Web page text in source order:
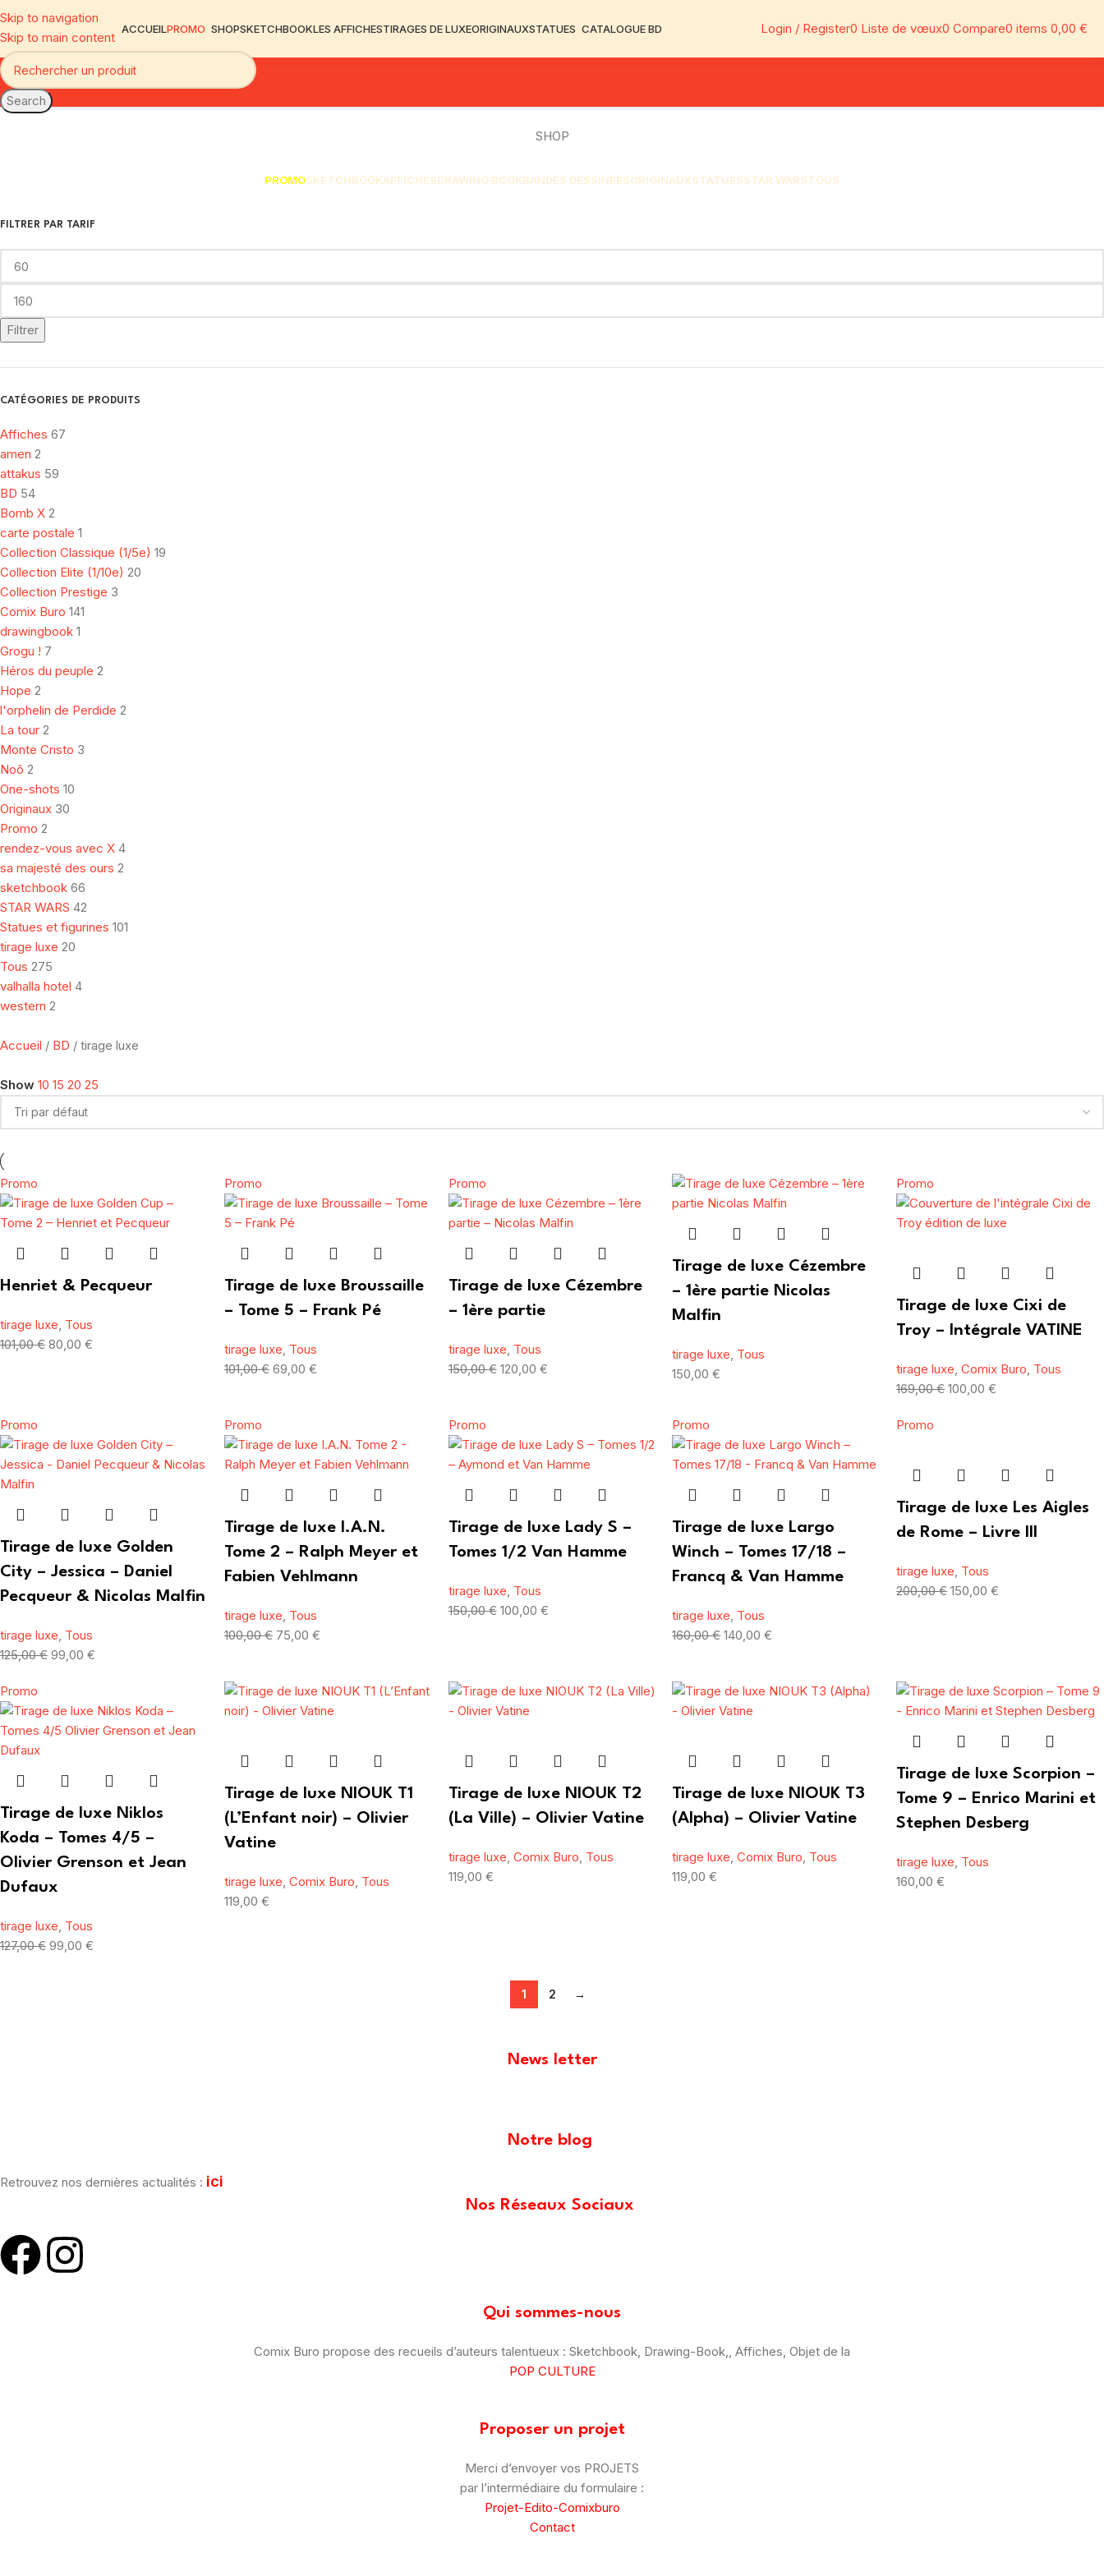
Skip to navigation
Skip to main content
ACCUEILPROMO SHOPSKETCHBOOKLES AFFICHESTIRAGES DE LUXEORIGINAUXSTATUES CATALOGUE BD Login / Register0 Liste de vœux0 Compare0 items 0,00 €
Search
SHOP
PROMOSKETCHBOOKAFFICHESDRAWING BOOKBANDES DESSINÉESORIGINAUXSTATUESSTAR WARSTOUS
FILTRER PAR TARIF
Filtrer
CATÉGORIES DE PRODUITS
Affiches 67
amen 2
attakus 59
BD 54
Bomb X 2
carte postale 1
Collection Classique (1/5e) 19
Collection Elite (1/10e) 20
Collection Prestige 3
Comix Buro 141
drawingbook 1
Grogu ! 7
Héros du peuple 2
Hope 2
l'orphelin de Perdide 2
La tour 2
Monte Cristo 3
Noô 2
One-shots 10
Originaux 30
Promo 2
rendez-vous avec X 4
sa majesté des ours 2
sketchbook 66
STAR WARS 42
Statues et figurines 101
tirage luxe 20
Tous 275
valhalla hotel 4
western 2
Accueil BD tirage luxe
Show 10 15 20 25
Promo
Henriet & Pecqueur
tirage luxe, Tous
101,00€ 80,00 €
Promo
Tirage de luxe Broussaille
– Tome 5 – Frank Pé
tirage luxe, Tous
101,00€ 69,00 €
Promo
Tirage de luxe Cézembre
– 1ère partie
tirage luxe, Tous
150,00€ 120,00 €
Tirage de luxe Cézembre
– 1ère partie Nicolas
Malfin
tirage luxe, Tous
150,00€
Promo
Tirage de luxe Cixi de
Troy – Intégrale VATINE
tirage luxe,Comix Buro, Tous
169,00€ 100,00€
Promo
Tirage de luxe Golden
City – Jessica – Daniel
Pecqueur & Nicolas Malfin
tirage luxe, Tous
125,00€ 99,00 €
Promo
Tirage de luxe I.A.N.
Tome 2 – Ralph Meyer et
Fabien Vehlmann
tirage luxe, Tous
100,00€ 75,00 €
Promo
Tirage de luxe Lady S –
Tomes 1/2 Van Hamme
tirage luxe, Tous
150,00€ 100,00 €
Promo
Tirage de luxe Largo
Winch – Tomes 17/18 –
Francq & Van Hamme
tirage luxe, Tous
160,00€ 140,00€
Promo
Tirage de luxe Les Aigles
de Rome – Livre III
tirage luxe, Tous
200,00€ 150,00€
Promo
Tirage de luxe Niklos
Koda – Tomes 4/5 –
Olivier Grenson et Jean
Dufaux
tirage luxe, Tous
127,00€ 99,00 €
Tirage de luxe NIOUK T1
(L’Enfant noir) – Olivier
Vatine
tirage luxe, Comix Buro, Tous
119,00 €
Tirage de luxe NIOUK T2
(La Ville) – Olivier Vatine
tirage luxe, Comix Buro, Tous
119,00 €
Tirage de luxe NIOUK T3
(Alpha) – Olivier Vatine
tirage luxe,Comix Buro, Tous
119,00€
Tirage de luxe Scorpion –
Tome 9 – Enrico Marini et
Stephen Desberg
tirage luxe, Tous
160,00€
1 2 →
News letter
Notre blog
Retrouvez nos dernières actualités : ici
Nos Réseaux Sociaux
Qui sommes-nous
Comix Buro propose des recueils d’auteurs talentueux : Sketchbook, Drawing-Book,, Affiches, Objet de la
POP CULTURE
Proposer un projet
Merci d’envoyer vos PROJETS
par l’intermédiaire du formulaire :
Projet-Edito-Comixburo
Contact